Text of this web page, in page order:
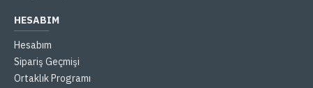
HESABIM
Hesabım
Sipariş Geçmişi
Ortaklık Programı